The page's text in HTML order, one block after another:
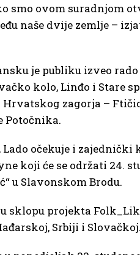
smo ovom suradnjom
naše dvije zemlje –
je publiku izveo
kolo, Linđo i Stare
zagorja –
Potočnika.
očekuje i zajednički
koji će se održati 24.
u Slavonskom Brodu.
sklopu projekta
Srbiji i Slovačkoj.